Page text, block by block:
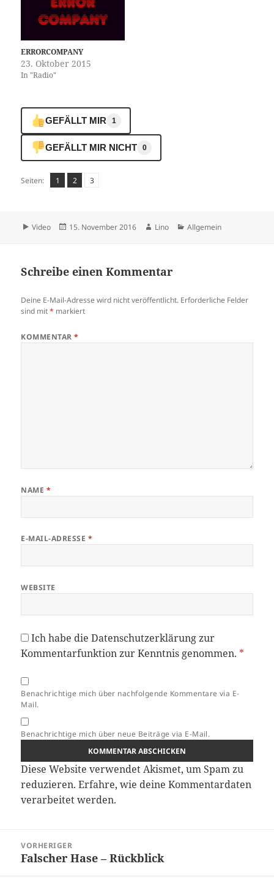
ERRORCOMPANY
23. Oktober 2015
In "Radio"
GEFÄLLT MIR 1
GEFÄLLT MIR NICHT 0
Seiten: Seite
1 Seite
2 Seite
3
Format
Video
Veröffentlicht
15. November 2016 Autor
Lino Kategorien
Allgemein
Schreibe einen Kommentar
Deine E-Mail-Adresse wird nicht veröffentlicht. Erforderliche Felder
sind mit* markiert
KOMMENTAR*
NAME *
E-MAIL-ADRESSE *
WEBSITE
Ich habe dieDatenschutzerklärungzur
Kommentarfunktion zur Kenntnis genommen. *
Benachrichtige mich über nachfolgende Kommentare via E-
Mail.
Benachrichtige mich über neue Beiträge via E-Mail.
Diese Website verwendet Akismet, um Spam zu
reduzieren.Erfahre, wie deine Kommentardaten
verarbeitet werden.
VORHERIGER
Vorheriger
Falscher Hase – Rückblick